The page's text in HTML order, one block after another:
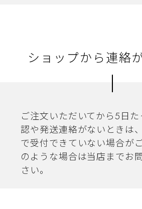
ショップから連絡
ご注文いただいてから5日
認や発送連絡がないときは
で受付できていない場合が
のような場合は当店までお
さい。